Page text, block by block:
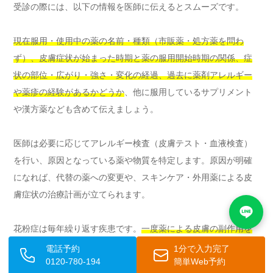
受診の際には、以下の情報を医師に伝えるとスムーズです。
現在服用・使用中の薬の名前・種類（市販薬・処方薬を問わ
ず）、皮膚症状が始まった時期と薬の服用開始時期の関係、症
状の部位・広がり・強さ・変化の経過、過去に薬剤アレルギー
や薬疹の経験があるかどうか 、他に服用しているサプリメント
や漢方薬なども含めて伝えましょう。
医師は必要に応じてアレルギー検査（皮膚テスト・血液検査）
を行い、原因となっている薬や物質を特定します。原因が明確
になれば、代替の薬への変更や、スキンケア・外用薬による皮
膚症状の治療計画が立てられます。
花粉症は毎年繰り返す疾患です。 一度薬による皮膚の副作用を
経験した場合は、次の花粉症シーズンが始まる前に早めに医師
に相談し、副作用が出にくい薬や治療法を検討しておくこと
電話予約
0120-780-194
1分で入力完了
簡単Web予約